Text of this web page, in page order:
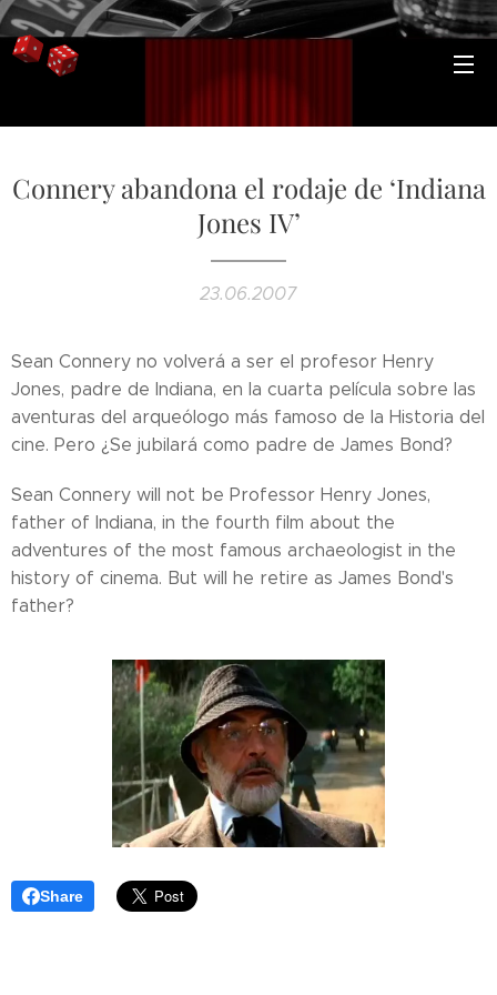
Connery abandona el rodaje de ‘Indiana
Jones IV’
23.06.2007
Sean Connery no volverá a ser el profesor Henry
Jones, padre de Indiana, en la cuarta película sobre las
aventuras del arqueólogo más famoso de la Historia del
cine. Pero ¿Se jubilará como padre de James Bond?
Sean Connery will not be Professor Henry Jones,
father of Indiana, in the fourth film about the
adventures of the most famous archaeologist in the
history of cinema. But will he retire as James Bond's
father?
Share